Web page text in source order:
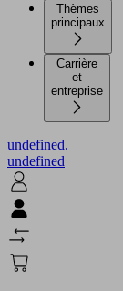
Thèmes
principaux
Carrière
et
entreprise
undefined.
undefined